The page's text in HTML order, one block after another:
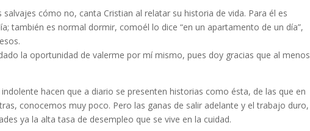
cómo no, canta Cristian al relatar su historia de vida. Para él es
también es normal dormir, comoél lo dice “en un apartamento de un día”,
la oportunidad de valerme por mí mismo, pues doy gracias que al menos
hacen que a diario se presenten historias como ésta, de las que en
conocemos muy poco. Pero las ganas de salir adelante y el trabajo duro,
ya la alta tasa de desempleo que se vive en la cuidad.